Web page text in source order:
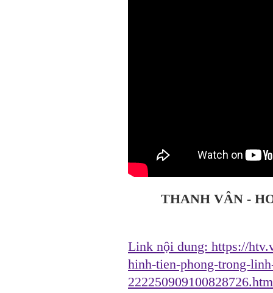
THANH VÂN -
Link nội dung: https://
hinh-tien-phong-trong-
222250909100828726.htm